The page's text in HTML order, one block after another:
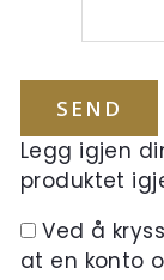
Legg igjen
produktet
Ved å
at en konto